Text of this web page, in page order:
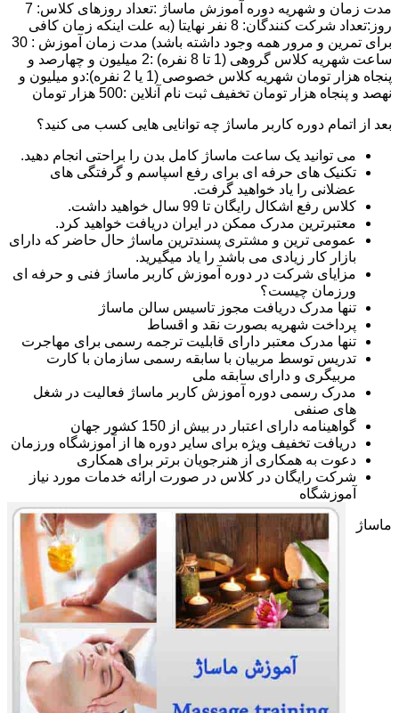
مدت زمان و شهریه دوره آموزش ماساژ :تعداد روزهای کلاس: 7
روز:تعداد شرکت کنندگان: 8 نفر نهایتا (به علت اینکه زمان کافی
برای تمرین و مرور همه وجود داشته باشد) مدت زمان آموزش : 30
ساعت شهریه کلاس گروهی (1 تا 8 نفره) :2 میلیون و چهارصد و
پنجاه هزار تومان شهریه کلاس خصوصی (1 یا 2 نفره):دو میلیون و
نهصد و پنجاه هزار تومان تخفیف ثبت نام آنلاین :500 هزار تومان
بعد از اتمام دوره کاربر ماساژ چه توانایی هایی کسب می کنید؟
می توانید یک ساعت ماساژ کامل بدن را براحتی انجام دهید.
تکنیک های حرفه ای برای رفع اسپاسم و گرفتگی های
عضلانی را یاد خواهید گرفت.
کلاس رفع اشکال رایگان تا 99 سال خواهید داشت.
معتبرترین مدرک ممکن در ایران دریافت خواهید کرد.
عمومی ترین و مشتری پسندترین ماساژ حال حاضر که دارای
بازار کار زیادی می باشد را یاد میگیرید.
مزایای شرکت در دوره آموزش کاربر ماساژ فنی و حرفه ای
ورزمان چیست؟
تنها مدرک دریافت مجوز تاسیس سالن ماساژ
پرداخت شهریه بصورت نقد و اقساط
تنها مدرک معتبر دارای قابلیت ترجمه رسمی برای مهاجرت
تدریس توسط مربیان با سابقه رسمی سازمان با کارت
مربیگری و دارای سابقه ملی
مدرک رسمی دوره آموزش کاربر ماساژ فعالیت در شغل
های صنفی
گواهینامه دارای اعتبار در بیش از 150 کشور جهان
دریافت تخفیف ویژه برای سایر دوره ها از آموزشگاه ورزمان
دعوت به همکاری از هنرجویان برتر برای همکاری
شرکت رایگان در کلاس در صورت ارائه خدمات مورد نیاز
آموزشگاه
ماساژ